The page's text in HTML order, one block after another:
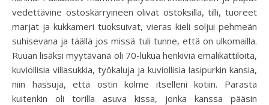
vedettävine ostoskärryineen olivat ostoksilla, tilli, tuoreet
marjat ja kukkameri tuoksuivat, vieras kieli soljui pehmeän
suhisevana ja täällä jos missä tuli tunne, että on ulkomailla.
Ruuan lisäksi myytävänä oli 70-lukua henkiviä emalikattiloita,
kuviollisia villasukkia, työkaluja ja kuviollisia lasipurkin kansia,
niin hassuja, että ostin kolme itselleni kotiin. Parasta
kuitenkin oli torilla asuva kissa, jonka kanssa pääsin